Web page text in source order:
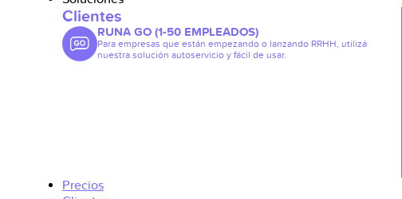
Clientes
RUNA GO (1-50 EMPLEADOS)
Para empresas que están empezando o lanzando RRHH, utilizá
nuestra solución autoservicio y fácil de usar.
Precios